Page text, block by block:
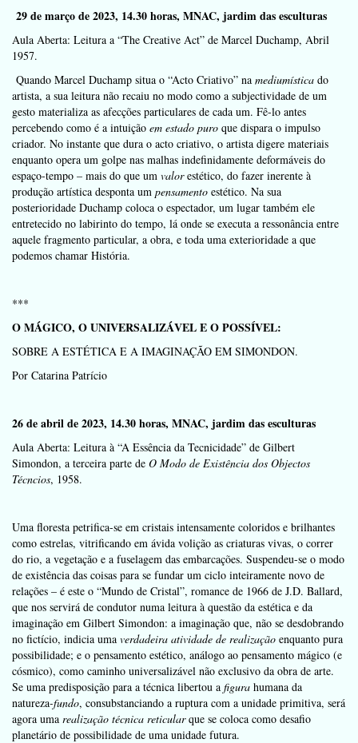
29 de março de 2023, 14.30 horas, MNAC, jardim das esculturas
Aula Aberta: Leitura a “The Creative Act” de Marcel Duchamp, Abril
1957.
Quando Marcel Duchamp situa o “Acto Criativo” na mediumística do
artista, a sua leitura não recaiu no modo como a subjectividade de um
gesto materializa as afecções particulares de cada um. Fê-lo antes
percebendo como é a intuição em estado puro que dispara o impulso
criador. No instante que dura o acto criativo, o artista digere materiais
enquanto opera um golpe nas malhas indefinidamente deformáveis do
espaço-tempo – mais do que um valorestético, do fazer inerente à
produção artística desponta um pensamento estético. Na sua
posterioridade Duchamp coloca o espectador, um lugar também ele
entretecido no labirinto do tempo, lá onde se executa a ressonância entre
aquele fragmento particular, a obra, e toda uma exterioridade a que
podemos chamar História.
***
O MÁGICO, O UNIVERSALIZÁVEL E O POSSÍVEL:
SOBRE A ESTÉTICA E A IMAGINAÇÃO EM SIMONDON.
Por Catarina Patrício
26 de abril de 2023, 14.30 horas, MNAC, jardim das esculturas
Aula Aberta: Leitura à “A Essência da Tecnicidade” de Gilbert
Simondon, a terceira parte de O Modo de Existência dos Objectos
Técncios, 1958.
Uma floresta petrifica-se em cristais intensamente coloridos e brilhantes
como estrelas, vitrificando em ávida volição as criaturas vivas, o correr
do rio, a vegetação e a fuselagem das embarcações. Suspendeu-se o modo
de existência das coisas para se fundar um ciclo inteiramente novo de
relações – é este o “Mundo de Cristal”, romance de 1966 de J.D. Ballard,
que nos servirá de condutor numa leitura à questão da estética e da
imaginação em Gilbert Simondon: a imaginação que, não se desdobrando
no fictício, indicia uma verdadeira atividade de realização enquanto pura
possibilidade; e o pensamento estético, análogo ao pensamento mágico (e
cósmico), como caminho universalizável não exclusivo da obra de arte.
Se uma predisposição para a técnica libertou a figura humana da
natureza-fundo, consubstanciando a ruptura com a unidade primitiva, será
agora uma realização técnica reticularque se coloca como desafio
planetário de possibilidade de uma unidade futura.